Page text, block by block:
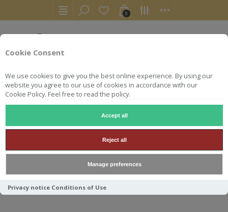
Cookie Consent
We use cookies to give you the best online experience. By using our
website you agree to our use of cookies in accordance with our
Cookie Policy. Feel free to read the policy.
Accept all
Reject all
Manage preferences
Privacy notice Conditions of Use
0
LA FAVORITE